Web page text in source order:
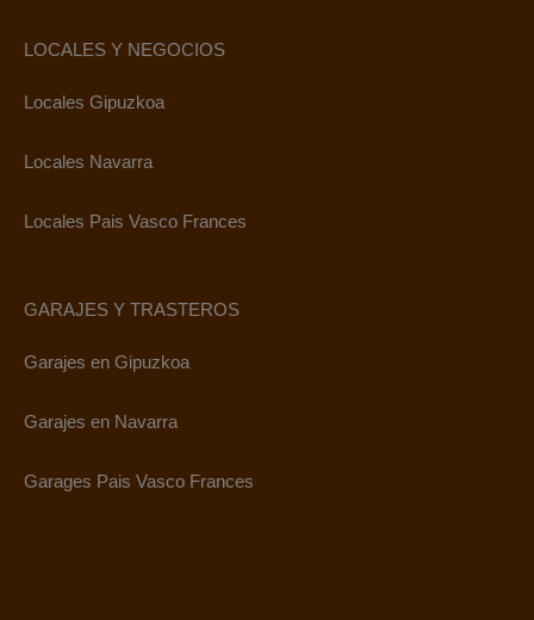
LOCALES Y NEGOCIOS
Locales Gipuzkoa
Locales Navarra
Locales Pais Vasco Frances
GARAJES Y TRASTEROS
Garajes en Gipuzkoa
Garajes en Navarra
Garages Pais Vasco Frances